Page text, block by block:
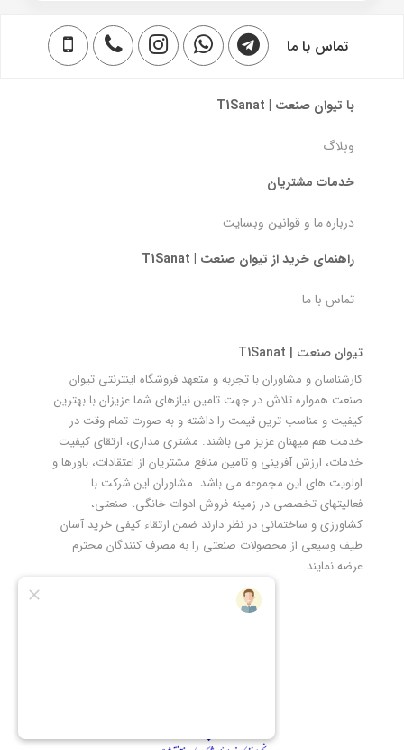
تماس با ما
با تیوان صنعت | T1Sanat
وبلاگ
خدمات مشتریان
درباره ما و قوانین وبسایت
راهنمای خرید از تیوان صنعت | T1Sanat
تماس با ما
تیوان صنعت | T1Sanat
کارشناسان و مشاوران با تجربه و متعهد فروشگاه اینترنتی تیوان
صنعت همواره تلاش در جهت تامین نیازهای شما عزیزان با بهترین
کیفیت و مناسب ترین قیمت را داشته و به صورت تمام وقت در
خدمت هم میهنان عزیز می باشند. مشتری مداری، ارتقای کیفیت
خدمات، ارزش آفرینی و تامین منافع مشتریان از اعتقادات، باورها و
اولویت های این مجموعه می باشد. مشاوران این شرکت با
فعالیتهای تخصصی در زمینه فروش ادوات خانگی، صنعتی،
کشاورزی و ساختمانی در نظر دارند ضمن ارتقاء کیفی خرید آسان
طیف وسیعی از محصولات صنعتی را به مصرف کنندگان محترم
عرضه نمایند.